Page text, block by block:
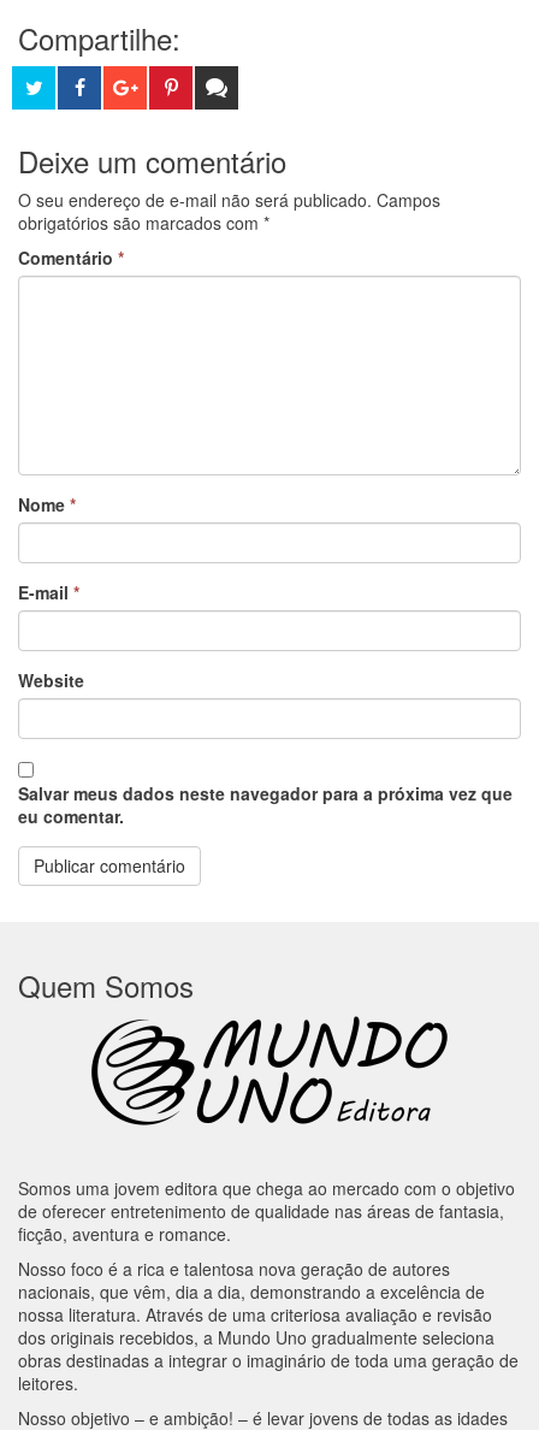
Compartilhe:
T
i
t
t
F
c
e
b
G
o
g
P
n
t
D
i
x
o
m
e
n
t
r
Deixe um comentário
O seu endereço de e-mail não será publicado. Campos
obrigatórios são marcados com *
Comentário *
Nome *
E-mail *
Website
Salvar meus dados neste navegador para a próxima vez que
eu comentar.
Quem Somos
Somos uma jovem editora que chega ao mercado com o objetivo
de oferecer entretenimento de qualidade nas áreas de fantasia,
ficção, aventura e romance.
Nosso foco é a rica e talentosa nova geração de autores
nacionais, que vêm, dia a dia, demonstrando a excelência de
nossa literatura. Através de uma criteriosa avaliação e revisão
dos originais recebidos, a Mundo Uno gradualmente seleciona
obras destinadas a integrar o imaginário de toda uma geração de
leitores.
Nosso objetivo – e ambição! – é levar jovens de todas as idades